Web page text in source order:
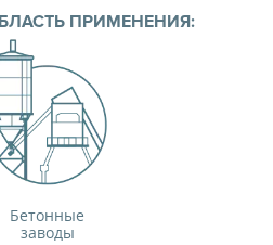
ПРИМЕНЕНИЯ:
Бетонные
заводы